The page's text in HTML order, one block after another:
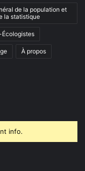
de la population et
la statistique
Écologistes
À propos
info.